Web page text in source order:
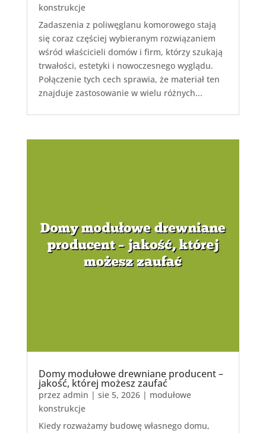
konstrukcje
Zadaszenia z poliwęglanu komorowego stają
się coraz częściej wybieranym rozwiązaniem
wśród właścicieli domów i firm, którzy szukają
trwałości, estetyki i nowoczesnego wyglądu.
Połączenie tych cech sprawia, że materiał ten
znajduje zastosowanie w wielu różnych...
Domy modułowe drewniane producent –
jakość, której możesz zaufać
przez admin | sie 5, 2026| modułowe
konstrukcje
Kiedy rozważamy budowę własnego domu,